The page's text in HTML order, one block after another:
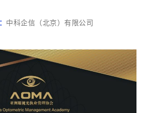
中科企信（北京）有限公司